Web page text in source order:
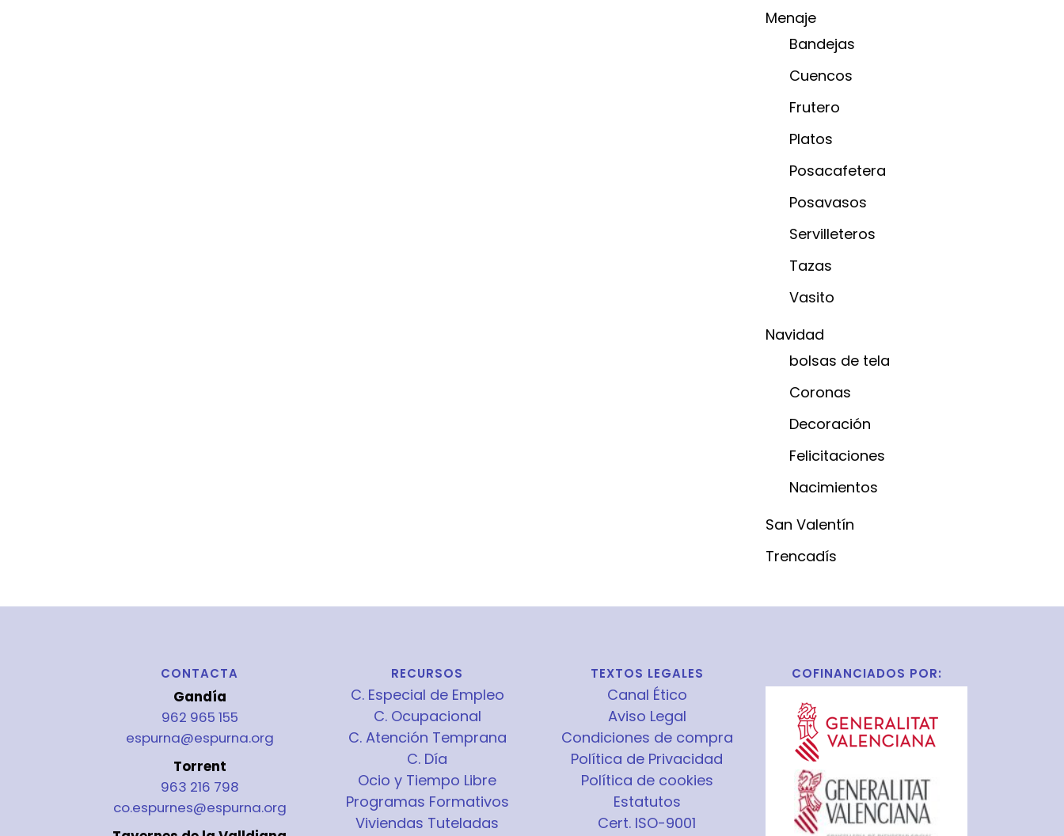
Menaje
Bandejas
Cuencos
Frutero
Platos
Posacafetera
Posavasos
Servilleteros
Tazas
Vasito
Navidad
bolsas de tela
Coronas
Decoración
Felicitaciones
Nacimientos
San Valentín
Trencadís
CONTACTA
Gandía
962 965 155
espurna@espurna.org
Torrent
963 216 798
co.espurnes@espurna.org
RECURSOS
C. Especial de Empleo
C. Ocupacional
C. Atención Temprana
C. Día
Ocio y Tiempo Libre
Programas Formativos
Viviendas Tuteladas
TEXTOS LEGALES
Canal Ético
Aviso Legal
Condiciones de compra
Política de Privacidad
Política de cookies
Estatutos
Cert. ISO-9001
COFINANCIADOS POR: